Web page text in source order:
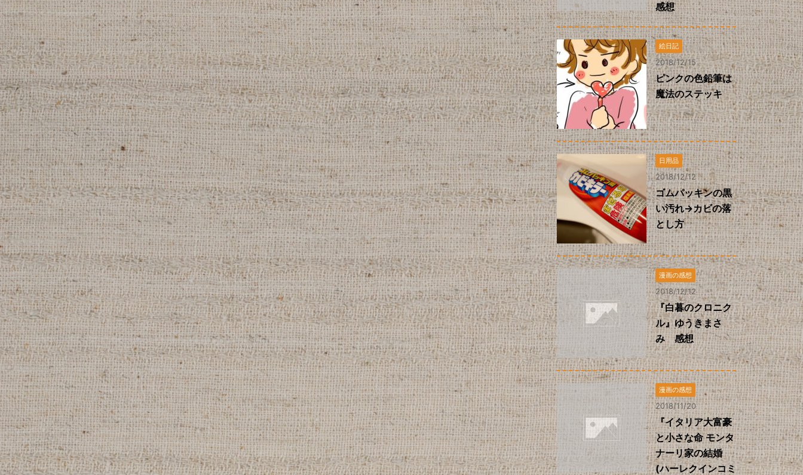
感想
絵日記
2018/12/15
ピンクの色鉛筆は
魔法のステッキ
日用品
2018/12/12
ゴムパッキンの黒
い汚れ→カビの落
とし方
漫画の感想
2018/12/12
『白暮のクロニク
ル』ゆうきまさ
み 感想
漫画の感想
2018/11/20
『イタリア大富豪
と小さな命 モンタ
ナーリ家の結婚
(ハーレクインコミ